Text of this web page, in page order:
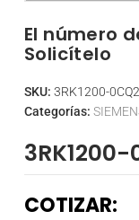
El número
Solicítelo
SKU: 3RK1200-
Categorías:
COTIZAR: